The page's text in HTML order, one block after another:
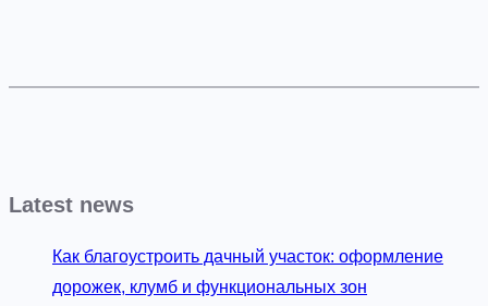
Latest news
Как благоустроить дачный участок: оформление
дорожек, клумб и функциональных зон